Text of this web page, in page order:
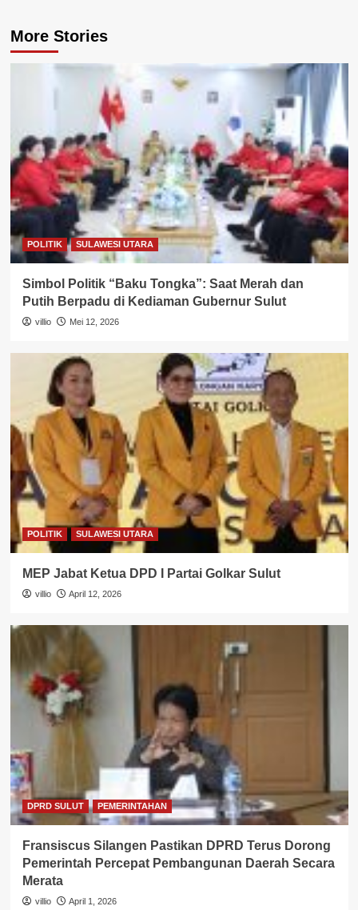
More Stories
POLITIK SULAWESI UTARA
Simbol Politik “Baku Tongka”: Saat Merah dan
Putih Berpadu di Kediaman Gubernur Sulut
villio Mei 12, 2026
POLITIK SULAWESI UTARA
MEP Jabat Ketua DPD I Partai Golkar Sulut
villio April 12, 2026
DPRD SULUT PEMERINTAHAN
Fransiscus Silangen Pastikan DPRD Terus Dorong
Pemerintah Percepat Pembangunan Daerah Secara
Merata
villio April 1, 2026